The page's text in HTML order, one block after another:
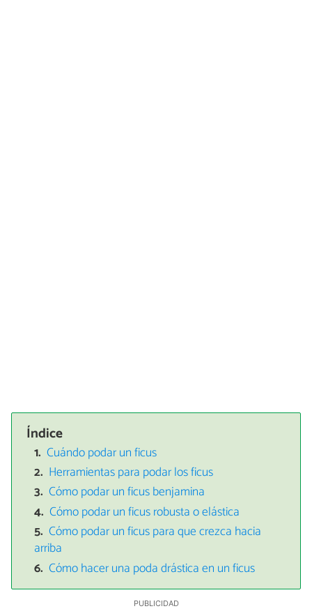
Índice
Cuándo podar un ficus
Herramientas para podar los ficus
Cómo podar un ficus benjamina
Cómo podar un ficus robusta o elástica
Cómo podar un ficus para que crezca hacia
arriba
Cómo hacer una poda drástica en un ficus